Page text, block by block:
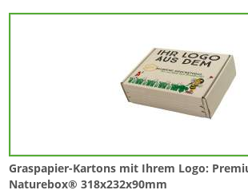
Graspapier-Kartons mit Ihrem Logo:
Naturebox® 318x232x90mm